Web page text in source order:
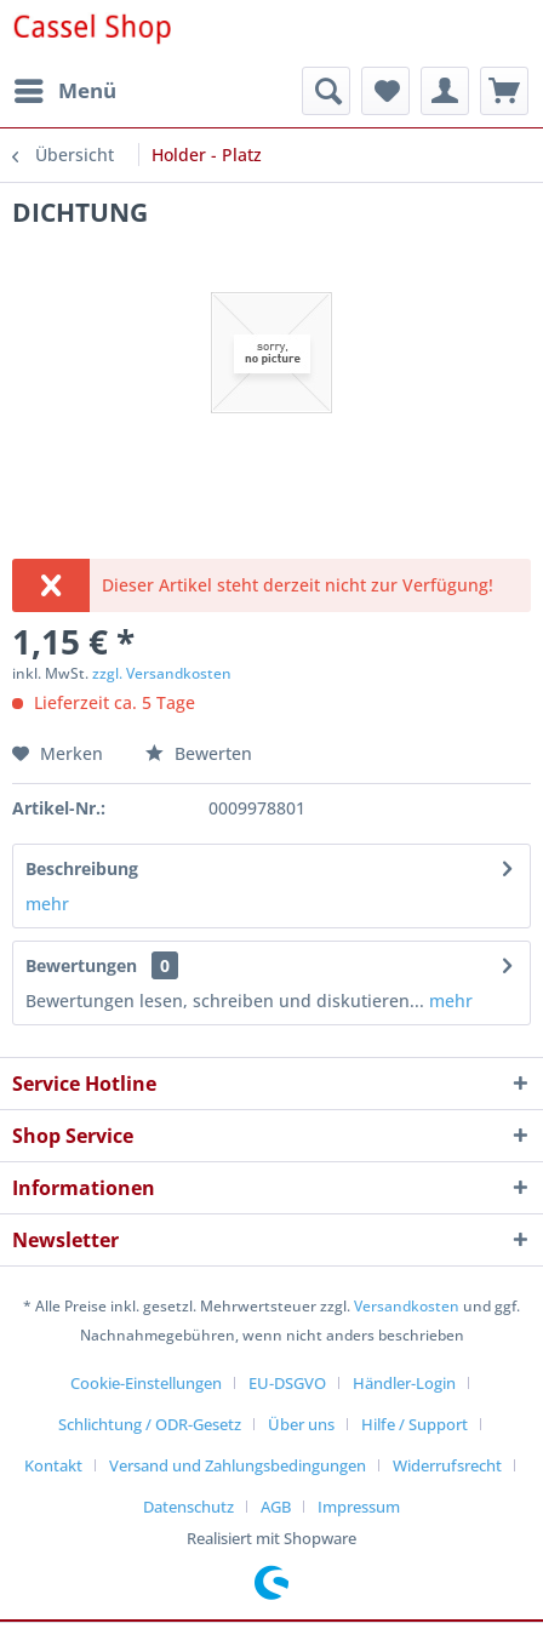
Menü
Übersicht Holder - Platz
DICHTUNG
Dieser Artikel steht derzeit nicht zur Verfügung!
1,15 € *
inkl. MwSt.zzgl. Versandkosten
Lieferzeit ca. 5 Tage
Merken Bewerten
Artikel-Nr.: 0009978801
Beschreibung
mehr
Bewertungen
0
Bewertungen lesen, schreiben und diskutieren... mehr
Service Hotline
Shop Service
Informationen
Newsletter
* Alle Preise inkl. gesetzl. Mehrwertsteuer zzgl.Versandkosten und ggf.
Nachnahmegebühren, wenn nicht anders beschrieben
Cookie-Einstellungen EU-DSGVO
Händler-Login
Schlichtung / ODR-Gesetz
Über uns
Hilfe / Support
Kontakt
Versand und Zahlungsbedingungen
Widerrufsrecht
Datenschutz
AGB
Impressum
Realisiert mit Shopware